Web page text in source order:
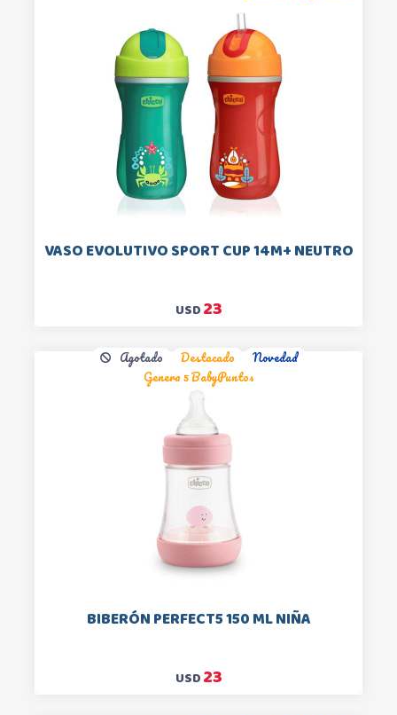
VASO EVOLUTIVO SPORT CUP 14M+ NEUTRO
USD23
Agotado Destacado
Novedad
Genera 5 BabyPuntos
BIBERÓN PERFECT5 150 ML NIÑA
USD23